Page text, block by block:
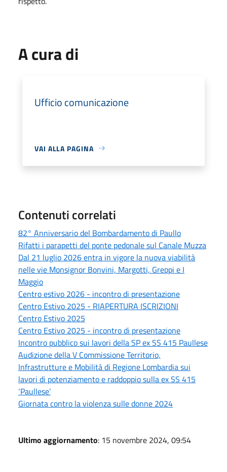
A cura di
Ufficio comunicazione
VAI ALLA PAGINA
Contenuti correlati
82° Anniversario del Bombardamento di Paullo
Rifatti i parapetti del ponte pedonale sul Canale Muzza
Dal 21 luglio 2026 entra in vigore la nuova viabilità
nelle vie Monsignor Bonvini, Margotti, Greppi e I
Maggio
Centro estivo 2026 - incontro di presentazione
Centro Estivo 2025 - RIAPERTURA ISCRIZIONI
Centro Estivo 2025
Centro Estivo 2025 - incontro di presentazione
Incontro pubblico sui lavori della SP ex SS 415 Paullese
Audizione della V Commissione Territorio,
Infrastrutture e Mobilità di Regione Lombardia sui
lavori di potenziamento e raddoppio sulla ex SS 415
‘Paullese’
Giornata contro la violenza sulle donne 2024
Ultimo aggiornamento: 15 novembre 2024, 09:54